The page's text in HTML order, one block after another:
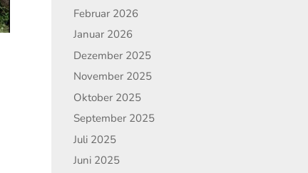
Februar 2026
Januar 2026
Dezember 2025
November 2025
Oktober 2025
September 2025
Juli 2025
Juni 2025